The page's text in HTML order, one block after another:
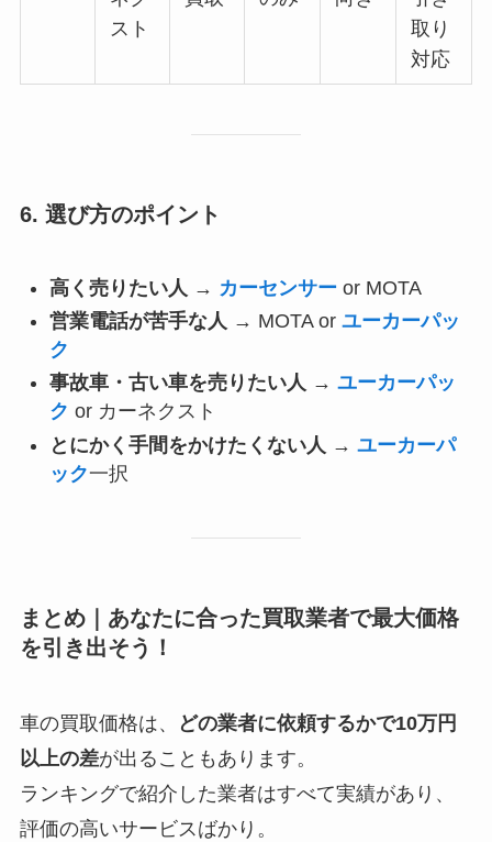
スト
取り
対応
6. 選び方のポイント
高く売りたい人 → カーセンサーor MOTA
営業電話が苦手な人 → MOTA or ユーカーパッ
ク
事故車・古い車を売りたい人 → ユーカーパッ
ク or カーネクスト
とにかく手間をかけたくない人 → ユーカーパ
ック一択
まとめ｜あなたに合った買取業者で最大価格
を引き出そう！
車の買取価格は、
どの業者に依頼するかで10万円
以上の差が出ることもあります。
ランキングで紹介した業者はすべて実績があり、
評価の高いサービスばかり。